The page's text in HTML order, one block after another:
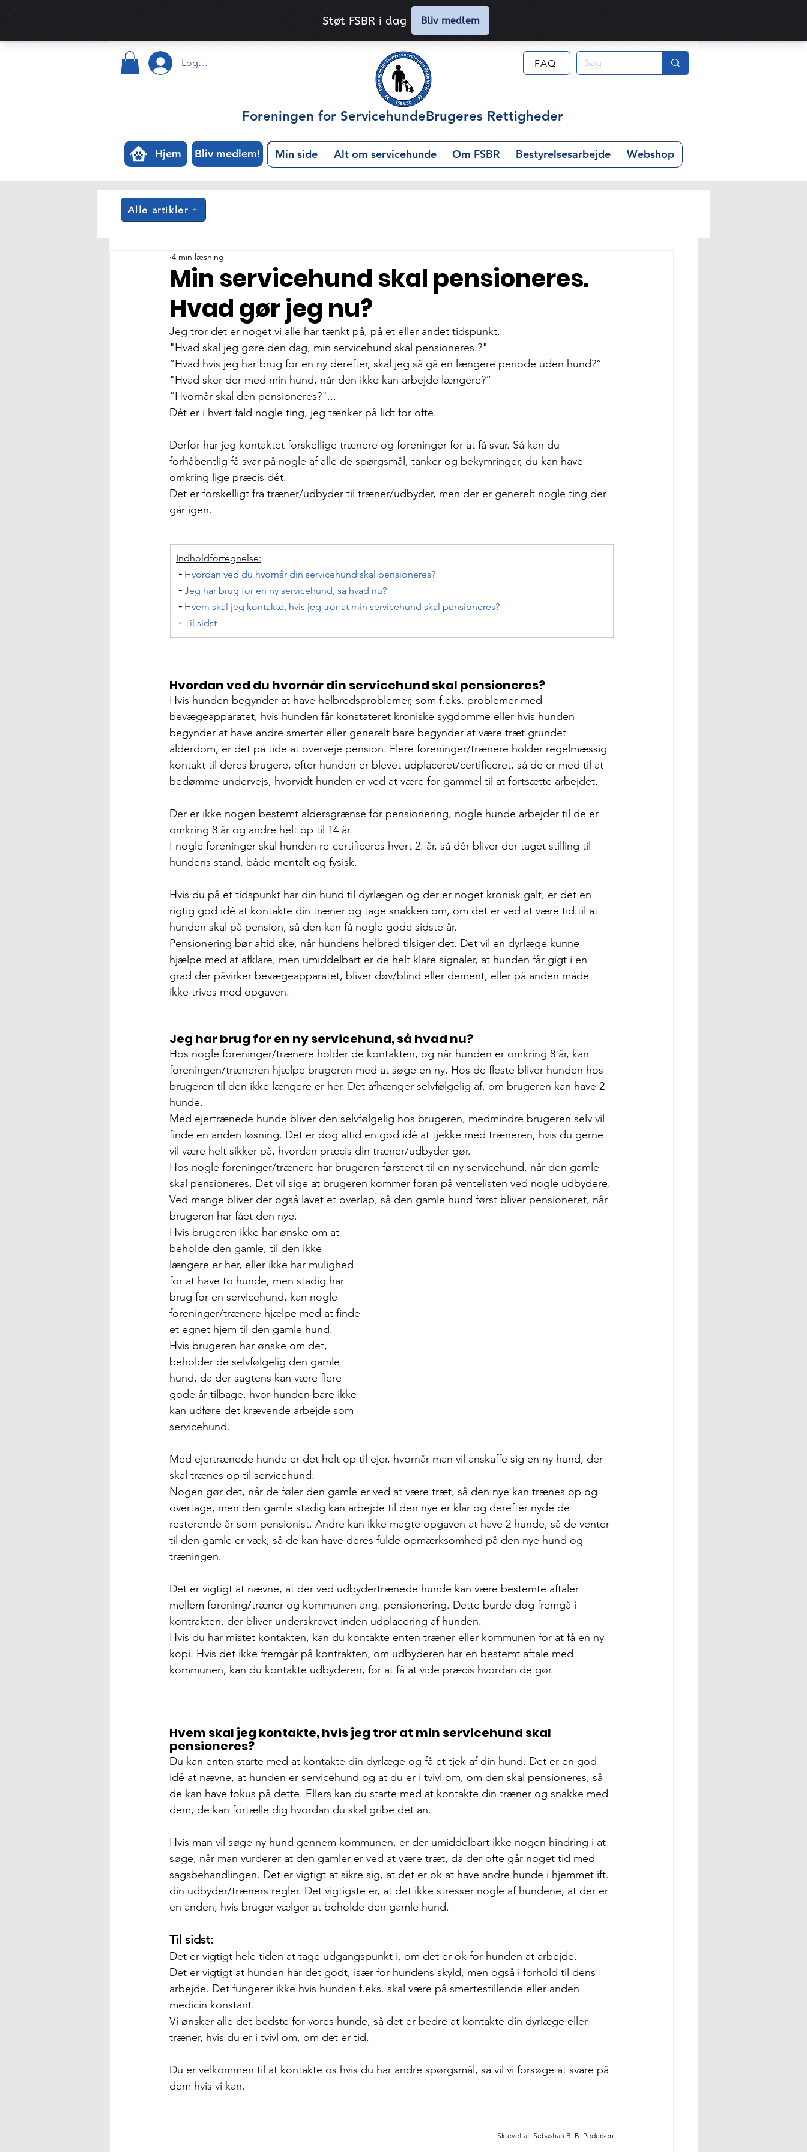
Log ind FAQ
Foreningen for ServicehundeBrugeres Rettigheder
Hjem Bliv medlem! Min side Alt om servicehunde Om FSBR Bestyrelsesarbejde Webshop
Min servicehund skal pensioneres.
Hvad gør jeg nu?
4 min læsning
Jeg tror det er noget vi alle har tænkt på, på et eller andet tidspunkt.
"Hvad skal jeg gøre den dag, min servicehund skal pensioneres.?"
“Hvad hvis jeg har brug for en ny derefter, skal jeg så gå en længere periode uden hund?”
"Hvad sker der med min hund, når den ikke kan arbejde længere?”
“Hvornår skal den pensioneres?"...
Dét er i hvert fald nogle ting, jeg tænker på lidt for ofte.
Derfor har jeg kontaktet forskellige trænere og foreninger for at få svar. Så kan du
forhåbentlig få svar på nogle af alle de spørgsmål, tanker og bekymringer, du kan have
omkring lige præcis dét.
Det er forskelligt fra træner/udbyder til træner/udbyder, men der er generelt nogle ting der
går igen.
Indholdfortegnelse:
╶ Hvordan ved du hvornår din servicehund skal pensioneres?
╶ Jeg har brug for en ny servicehund, så hvad nu?
╶ Hvem skal jeg kontakte, hvis jeg tror at min servicehund skal pensioneres?
╶ Til sidst
Hvordan ved du hvornår din servicehund skal pensioneres?
Hvis hunden begynder at have helbredsproblemer, som f.eks. problemer med
bevægeapparatet, hvis hunden får konstateret kroniske sygdomme eller hvis hunden
begynder at have andre smerter eller generelt bare begynder at være træt grundet
alderdom, er det på tide at overveje pension. Flere foreninger/trænere holder regelmæssig
kontakt til deres brugere, efter hunden er blevet udplaceret/certificeret, så de er med til at
bedømme undervejs, hvorvidt hunden er ved at være for gammel til at fortsætte arbejdet.
Der er ikke nogen bestemt aldersgrænse for pensionering, nogle hunde arbejder til de er
omkring 8 år og andre helt op til 14 år.
I nogle foreninger skal hunden re-certificeres hvert 2. år, så dér bliver der taget stilling til
hundens stand, både mentalt og fysisk.
Hvis du på et tidspunkt har din hund til dyrlægen og der er noget kronisk galt, er det en
rigtig god idé at kontakte din træner og tage snakken om, om det er ved at være tid til at
hunden skal på pension, så den kan få nogle gode sidste år.
Pensionering bør altid ske, når hundens helbred tilsiger det. Det vil en dyrlæge kunne
hjælpe med at afklare, men umiddelbart er de helt klare signaler, at hunden får gigt i en
grad der påvirker bevægeapparatet, bliver døv/blind eller dement, eller på anden måde
ikke trives med opgaven.
Jeg har brug for en ny servicehund, så hvad nu?
Hos nogle foreninger/trænere holder de kontakten, og når hunden er omkring 8 år, kan
foreningen/træneren hjælpe brugeren med at søge en ny. Hos de fleste bliver hunden hos
brugeren til den ikke længere er her. Det afhænger selvfølgelig af, om brugeren kan have 2
hunde.
Med ejertrænede hunde bliver den selvfølgelig hos brugeren, medmindre brugeren selv vil
finde en anden løsning. Det er dog altid en god idé at tjekke med træneren, hvis du gerne
vil være helt sikker på, hvordan præcis din træner/udbyder gør.
Hos nogle foreninger/trænere har brugeren førsteret til en ny servicehund, når den gamle
skal pensioneres. Det vil sige at brugeren kommer foran på ventelisten ved nogle udbydere.
Ved mange bliver der også lavet et overlap, så den gamle hund først bliver pensioneret, når
brugeren har fået den nye.
Hvis brugeren ikke har ønske om at
beholde den gamle, til den ikke
længere er her, eller ikke har mulighed
for at have to hunde, men stadig har
brug for en servicehund, kan nogle
foreninger/trænere hjælpe med at finde
et egnet hjem til den gamle hund.
Hvis brugeren har ønske om det,
beholder de selvfølgelig den gamle
hund, da der sagtens kan være flere
gode år tilbage, hvor hunden bare ikke
kan udføre det krævende arbejde som
servicehund.
Med ejertrænede hunde er det helt op til ejer, hvornår man vil anskaffe sig en ny hund, der
skal trænes op til servicehund.
Nogen gør det, når de føler den gamle er ved at være træt, så den nye kan trænes op og
overtage, men den gamle stadig kan arbejde til den nye er klar og derefter nyde de
resterende år som pensionist. Andre kan ikke magte opgaven at have 2 hunde, så de venter
til den gamle er væk, så de kan have deres fulde opmærksomhed på den nye hund og
træningen.
Det er vigtigt at nævne, at der ved udbydertrænede hunde kan være bestemte aftaler
mellem forening/træner og kommunen ang. pensionering. Dette burde dog fremgå i
kontrakten, der bliver underskrevet inden udplacering af hunden.
Hvis du har mistet kontakten, kan du kontakte enten træner eller kommunen for at få en ny
kopi. Hvis det ikke fremgår på kontrakten, om udbyderen har en bestemt aftale med
kommunen, kan du kontakte udbyderen, for at få at vide præcis hvordan de gør.
Hvem skal jeg kontakte, hvis jeg tror at min servicehund skal
pensioneres?
Du kan enten starte med at kontakte din dyrlæge og få et tjek af din hund. Det er en god
idé at nævne, at hunden er servicehund og at du er i tvivl om, om den skal pensioneres, så
de kan have fokus på dette. Ellers kan du starte med at kontakte din træner og snakke med
dem, de kan fortælle dig hvordan du skal gribe det an.
Hvis man vil søge ny hund gennem kommunen, er der umiddelbart ikke nogen hindring i at
søge, når man vurderer at den gamler er ved at være træt, da der ofte går noget tid med
sagsbehandlingen. Det er vigtigt at sikre sig, at det er ok at have andre hunde i hjemmet ift.
din udbyder/træners regler. Det vigtigste er, at det ikke stresser nogle af hundene, at der er
en anden, hvis bruger vælger at beholde den gamle hund.
Til sidst:
Det er vigtigt hele tiden at tage udgangspunkt i, om det er ok for hunden at arbejde.
Det er vigtigt at hunden har det godt, især for hundens skyld, men også i forhold til dens
arbejde. Det fungerer ikke hvis hunden f.eks. skal være på smertestillende eller anden
medicin konstant.
Vi ønsker alle det bedste for vores hunde, så det er bedre at kontakte din dyrlæge eller
træner, hvis du er i tvivl om, om det er tid.
Du er velkommen til at kontakte os hvis du har andre spørgsmål, så vil vi forsøge at svare på
dem hvis vi kan.
Skrevet af: Sebastian B. B. Pedersen
Alle artikler